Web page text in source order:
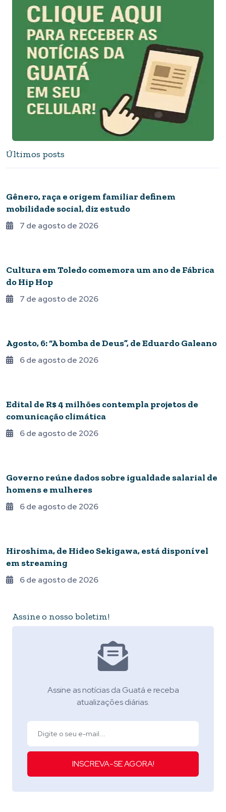
Últimos posts
Gênero, raça e origem familiar definem
mobilidade social, diz estudo
7 de agosto de 2026
Cultura em Toledo comemora um ano de Fábrica
do Hip Hop
7 de agosto de 2026
Agosto, 6: “A bomba de Deus”, de Eduardo Galeano
6 de agosto de 2026
Edital de R$ 4 milhões contempla projetos de
comunicação climática
6 de agosto de 2026
Governo reúne dados sobre igualdade salarial de
homens e mulheres
6 de agosto de 2026
Hiroshima, de Hideo Sekigawa, está disponível
em streaming
6 de agosto de 2026
Assine o nosso boletim!
Assine as notícias da Guatá e receba
atualizações diárias.
INSCREVA-SE AGORA!